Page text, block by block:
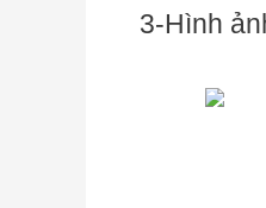
3-Hình